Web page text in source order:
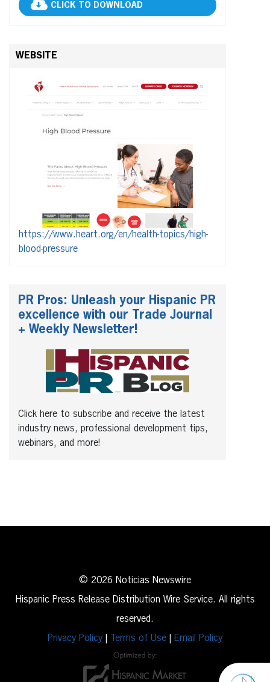
CLICK TO DOWNLOAD
WEBSITE
https://www.heart.org/en/health-topics/high-
blood-pressure
PR Pros: Unleash your Hispanic PR
excellence with our Trade Journal
+ Weekly Newsletter!
Click here to subscribe and receive the latest
industry news, professional development tips,
webinars, and more!
© 2026 Noticias Newswire
Hispanic Press Release Distribution Wire Service. All rights
reserved.
Privacy Policy
Terms of Use Email Policy